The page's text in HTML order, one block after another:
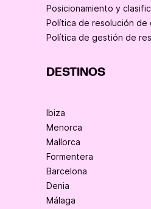
Posicionamiento y
Política de resolución de
Política de gestión de
DESTINOS
Ibiza
Menorca
Mallorca
Formentera
Barcelona
Denia
Málaga